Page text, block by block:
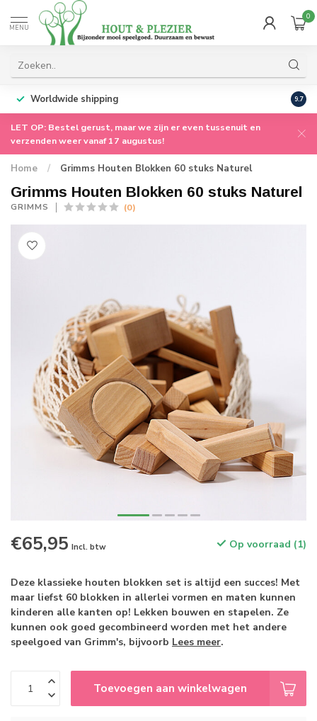
MENU
0
Worldwide shipping 9.7
LET OP: Bestel gerust, maar we zijn er even tussenuit en
verzenden weer vanaf 17 augustus!
Home / Grimms Houten Blokken 60 stuks Naturel
Grimms Houten Blokken 60 stuks Naturel
GRIMMS (0)
€65,95 Incl. btw Op voorraad (1)
Deze klassieke houten blokken set is altijd een succes! Met
maar liefst 60 blokken in allerlei vormen en maten kunnen
kinderen alle kanten op! Lekken bouwen en stapelen. Ze
kunnen ook goed gecombineerd worden met het andere
speelgoed van Grimm's, bijvoorb Lees meer.
Toevoegen aan winkelwagen